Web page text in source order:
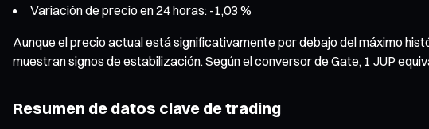
Variación de precio en 24 horas: -1,03 %
Aunque el precio actual está significativamente por debajo del máximo
muestran signos de estabilización. Según el conversor de Gate, 1 JUP
Resumen de datos clave de trading